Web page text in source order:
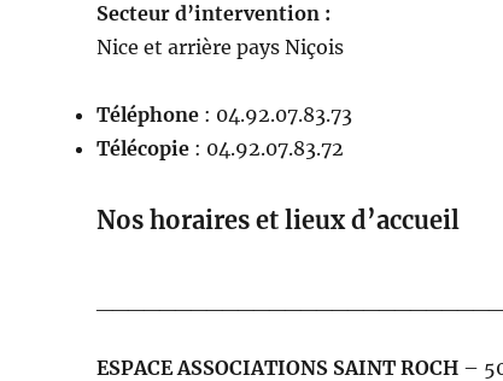
Secteur d’intervention :
Nice et arrière pays Niçois
Téléphone : 04.92.07.83.73
Télécopie : 04.92.07.83.72
Nos horaires et lieux d’accueil
ESPACE ASSOCIATIONS SAINT ROCH –